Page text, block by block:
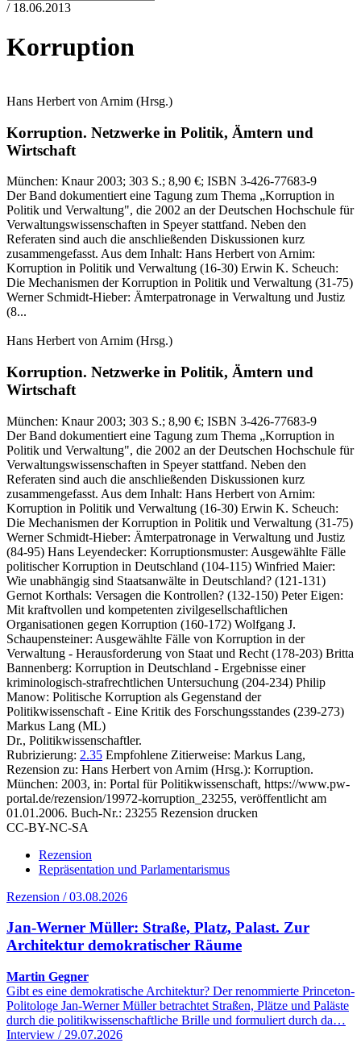
/ 18.06.2013
Korruption
Hans Herbert von Arnim (Hrsg.)
Korruption. Netzwerke in Politik, Ämtern und
Wirtschaft
München: Knaur2003; 303 S.; 8,90 €; ISBN 3-426-77683-9
Der Band dokumentiert eine Tagung zum Thema „Korruption in
Politik und Verwaltung", die 2002 an der Deutschen Hochschule für
Verwaltungswissenschaften in Speyer stattfand. Neben den
Referaten sind auch die anschließenden Diskussionen kurz
zusammengefasst. Aus dem Inhalt: Hans Herbert von Arnim:
Korruption in Politik und Verwaltung (16-30) Erwin K. Scheuch:
Die Mechanismen der Korruption in Politik und Verwaltung (31-75)
Werner Schmidt-Hieber: Ämterpatronage in Verwaltung und Justiz
(8...
Hans Herbert von Arnim (Hrsg.)
Korruption. Netzwerke in Politik, Ämtern und
Wirtschaft
München: Knaur2003; 303 S.; 8,90 €; ISBN 3-426-77683-9
Der Band dokumentiert eine Tagung zum Thema „Korruption in
Politik und Verwaltung", die 2002 an der Deutschen Hochschule für
Verwaltungswissenschaften in Speyer stattfand. Neben den
Referaten sind auch die anschließenden Diskussionen kurz
zusammengefasst. Aus dem Inhalt: Hans Herbert von Arnim:
Korruption in Politik und Verwaltung (16-30) Erwin K. Scheuch:
Die Mechanismen der Korruption in Politik und Verwaltung (31-75)
Werner Schmidt-Hieber: Ämterpatronage in Verwaltung und Justiz
(84-95) Hans Leyendecker: Korruptionsmuster: Ausgewählte Fälle
politischer Korruption in Deutschland (104-115) Winfried Maier:
Wie unabhängig sind Staatsanwälte in Deutschland? (121-131)
Gernot Korthals: Versagen die Kontrollen? (132-150) Peter Eigen:
Mit kraftvollen und kompetenten zivilgesellschaftlichen
Organisationen gegen Korruption (160-172) Wolfgang J.
Schaupensteiner: Ausgewählte Fälle von Korruption in der
Verwaltung - Herausforderung von Staat und Recht (178-203) Britta
Bannenberg: Korruption in Deutschland - Ergebnisse einer
kriminologisch-strafrechtlichen Untersuchung (204-234) Philip
Manow: Politische Korruption als Gegenstand der
Politikwissenschaft - Eine Kritik des Forschungsstandes (239-273)
Markus Lang (ML)
Dr., Politikwissenschaftler.
Rubrizierung: 2.35 Empfohlene Zitierweise: Markus Lang,
Rezension zu: Hans Herbert von Arnim (Hrsg.): Korruption.
München: 2003, in: Portal für Politikwissenschaft, https://www.pw-
portal.de/rezension/19972-korruption_23255, veröffentlicht am
01.01.2006. Buch-Nr.: 23255 Rezension drucken
CC-BY-NC-SA
Rezension
Repräsentation und Parlamentarismus
Rezension / 03.08.2026
Jan-Werner Müller: Straße, Platz, Palast. Zur
Architektur demokratischer Räume
Martin Gegner
Gibt es eine demokratische Architektur? Der renommierte Princeton-
Politologe Jan-Werner Müller betrachtet Straßen, Plätze und Paläste
durch die politikwissenschaftliche Brille und formuliert durch da…
Interview / 29.07.2026